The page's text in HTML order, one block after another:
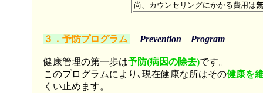
尚、カウンセリングにかかる費用は
３．予防プログラム Prevention Program
健康管理の第一歩は予防(病因の除去)です。
このプログラムにより､現在健康な所はその健康を
くい止めます。